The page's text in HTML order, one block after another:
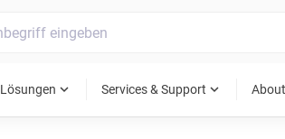
Lösungen expand_more Services & Support expand_more About